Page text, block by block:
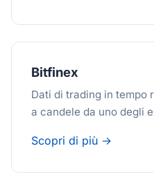
Bitfinex
Dati di trading in tempo
a candele da uno degli
Scopri di più →